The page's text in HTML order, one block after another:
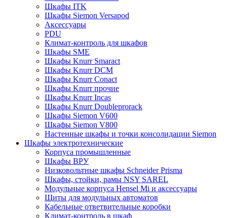
Шкафы ITK
Шкафы Siemon Versapod
Аксессуары
PDU
Климат-контроль для шкафов
Шкафы SME
Шкафы Knurr Smaract
Шкафы Knurr DCM
Шкафы Knurr Conact
Шкафы Knurr прочие
Шкафы Knurr Incas
Шкафы Knurr Doubleprorack
Шкафы Siemon V600
Шкафы Siemon V800
Настенные шкафы и точки консолидации Siemon
Шкафы электротехнические
Корпуса промышленные
Шкафы ВРУ
Низковольтные шкафы Schneider Prisma
Шкафы, стойки, рамы NSY SAREL
Модульные корпуса Hensel Mi и аксессуары
Щиты для модульных автоматов
Кабельные ответвительные коробки
Климат-контроль в шкаф